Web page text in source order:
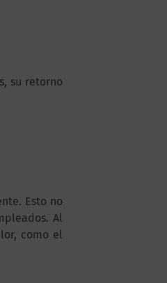
su retorno
Esto no
Al
como el